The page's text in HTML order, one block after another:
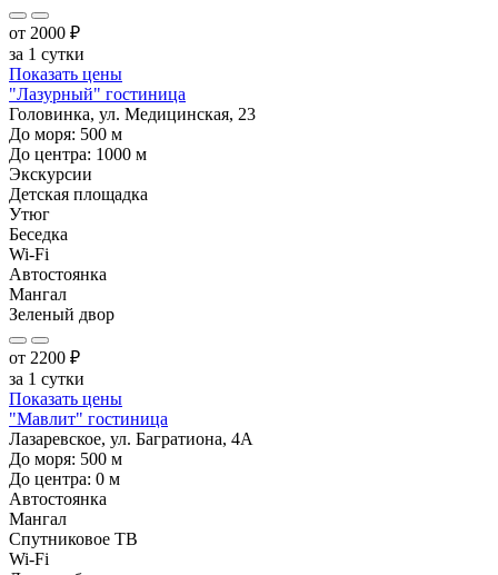
от 2000 ₽
за 1 сутки
Показать цены
"Лазурный" гостиница
Головинка, ул. Медицинская, 23
До моря: 500 м
До центра: 1000 м
Экскурсии
Детская площадка
Утюг
Беседка
Wi-Fi
Автостоянка
Мангал
Зеленый двор
от 2200 ₽
за 1 сутки
Показать цены
"Мавлит" гостиница
Лазаревское, ул. Багратиона, 4А
До моря: 500 м
До центра: 0 м
Автостоянка
Мангал
Спутниковое ТВ
Wi-Fi